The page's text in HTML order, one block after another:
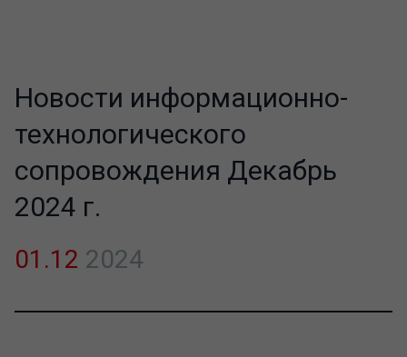
Новости информационно-
технологического
сопровождения Декабрь
2024 г.
01.12 2024